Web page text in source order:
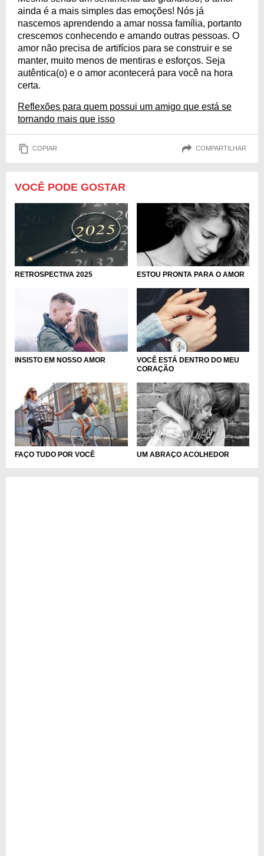
ainda é a mais simples das emoções! Nós já
nascemos aprendendo a amar nossa família, portanto
crescemos conhecendo e amando outras pessoas. O
amor não precisa de artifícios para se construir e se
manter, muito menos de mentiras e esforços. Seja
autêntica(o) e o amor acontecerá para você na hora
certa.
Reflexões para quem possui um amigo que está se
tornando mais que isso
COPIAR COMPARTILHAR
VOCÊ PODE GOSTAR
RETROSPECTIVA 2025 ESTOU PRONTA PARA O AMOR
INSISTO EM NOSSO AMOR
VOCÊ ESTÁ DENTRO DO MEU
CORAÇÃO
FAÇO TUDO POR VOCÊ UM ABRAÇO ACOLHEDOR